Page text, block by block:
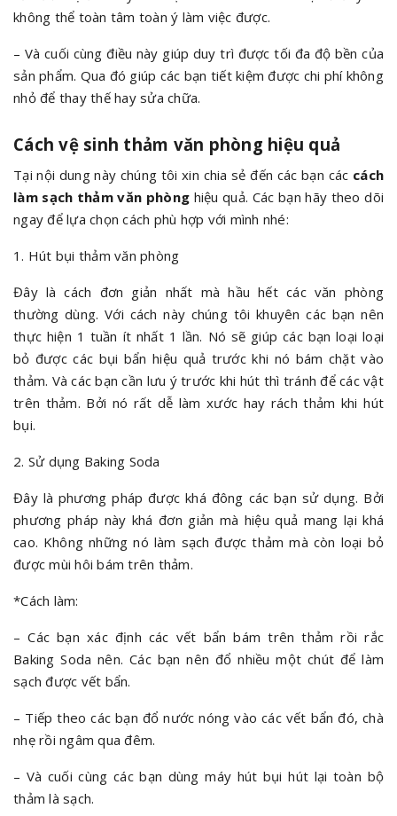
không thể toàn tâm toàn ý làm việc được.
– Và cuối cùng điều này giúp duy trì được tối đa độ bền của
sản phẩm. Qua đó giúp các bạn tiết kiệm được chi phí không
nhỏ để thay thế hay sửa chữa.
Cách vệ sinh thảm văn phòng hiệu quả
Tại nội dung này chúng tôi xin chia sẻ đến các bạn các cách
làm sạch thảm văn phòng hiệu quả. Các bạn hãy theo dõi
ngay để lựa chọn cách phù hợp với mình nhé:
1. Hút bụi thảm văn phòng
Đây là cách đơn giản nhất mà hầu hết các văn phòng
thường dùng. Với cách này chúng tôi khuyên các bạn nên
thực hiện 1 tuần ít nhất 1 lần. Nó sẽ giúp các bạn loại loại
bỏ được các bụi bẩn hiệu quả trước khi nó bám chặt vào
thảm. Và các bạn cần lưu ý trước khi hút thì tránh để các vật
trên thảm. Bởi nó rất dễ làm xước hay rách thảm khi hút
bụi.
2. Sử dụng Baking Soda
Đây là phương pháp được khá đông các bạn sử dụng. Bởi
phương pháp này khá đơn giản mà hiệu quả mang lại khá
cao. Không những nó làm sạch được thảm mà còn loại bỏ
được mùi hôi bám trên thảm.
*Cách làm:
– Các bạn xác định các vết bẩn bám trên thảm rồi rắc
Baking Soda nên. Các bạn nên đổ nhiều một chút để làm
sạch được vết bẩn.
– Tiếp theo các bạn đổ nước nóng vào các vết bẩn đó, chà
nhẹ rồi ngâm qua đêm.
– Và cuối cùng các bạn dùng máy hút bụi hút lại toàn bộ
thảm là sạch.